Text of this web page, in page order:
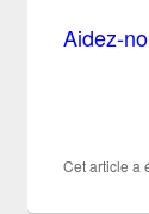
Aidez-
Cet article a